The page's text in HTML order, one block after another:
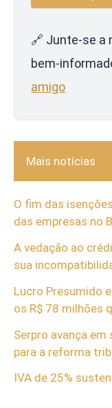
🔗 Junte-se a
bem-
amigo
Mais notícias
O fim das
das empresas no
A vedação ao
sua
Lucro Presumido
os R$ 78 milhões
Serpro avança
para a reforma
IVA de 25%